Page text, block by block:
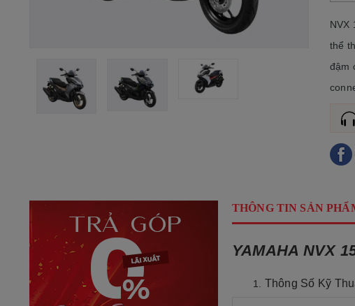
NVX
thể
đậm
THÔNG TIN SẢN
YAMAHA NVX
Thông Số Kỹ